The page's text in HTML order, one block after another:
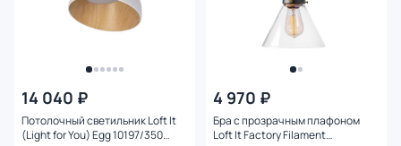
14 040 ₽
Потолочный светильник Loft It
(Light for You) Egg 10197/350
4 970 ₽
Бра с прозрачным плафоном
Loft It Factory Filament